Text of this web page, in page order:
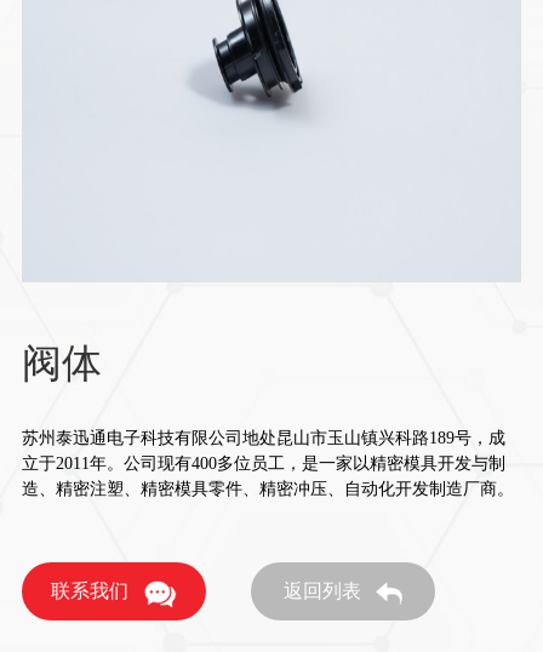
阀体
苏州泰迅通电子科技有限公司地处昆山市玉山镇兴科路189号，成
立于2011年。公司现有400多位员工，是一家以精密模具开发与制
造、精密注塑、精密模具零件、精密冲压、自动化开发制造厂商。
联系我们 返回列表